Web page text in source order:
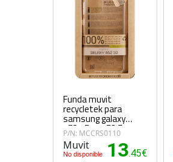
Funda muvit
recycletek para
samsung galaxy
a52s 5g - a52 5g -
a52 transparente
P/N: MCCRS0110
Muvit
No disponible 13.45€